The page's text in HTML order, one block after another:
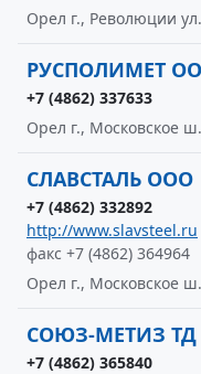
Орел г., Революции
РУСПОЛИМЕТ
+7 (4862) 337633
Орел г., Московское
СЛАВСТАЛЬ ООО
+7 (4862) 332892
http://www.slavsteel.ru
факс +7 (4862) 364964
Орел г., Московское
СОЮЗ-МЕТИЗ
+7 (4862) 365840